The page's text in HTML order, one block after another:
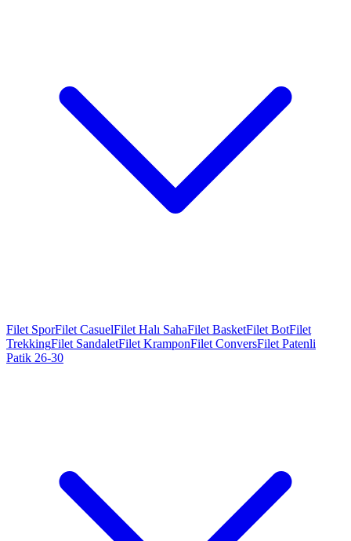
Filet SporFilet CasuelFilet Halı SahaFilet BasketFilet BotFilet
TrekkingFilet SandaletFilet KramponFilet ConversFilet Patenli
Patik 26-30